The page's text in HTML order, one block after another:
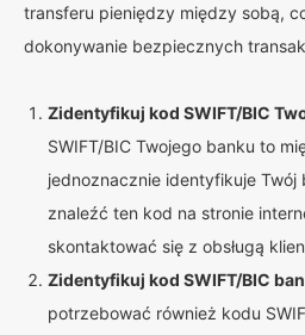
transferu pieniędzy między sobą,
dokonywanie bezpiecznych
Zidentyfikuj kod SWIFT/BIC
SWIFT/BIC Twojego banku to
jednoznacznie identyfikuje
znaleźć ten kod na stronie
skontaktować się z obsługą
Zidentyfikuj kod SWIFT/BIC
potrzebować również kodu